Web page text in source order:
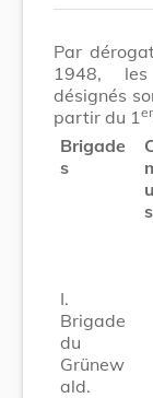
Par
1948, les
désignés
partir du 1 er
Brigade
s
s
I.
Brigade
du
Grünew
ald.